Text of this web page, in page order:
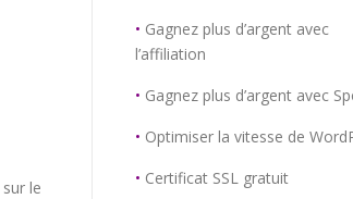
le
• Gagnez plus d’argent avec
l’affiliation
• Gagnez plus d’argent avec
• Optimiser la vitesse de
• Certificat SSL gratuit